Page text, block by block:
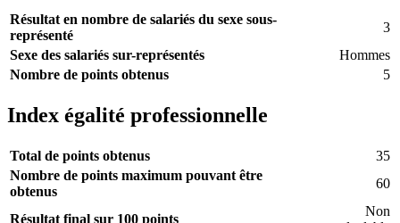
Résultat en nombre de salariés du sexe sous-
représenté
3
Sexe des salariés sur-représentés
Hommes
Nombre de points obtenus
5
Index égalité professionnelle
Total de points obtenus
35
Nombre de points maximum pouvant être
obtenus
60
Résultat final sur 100 points
Non